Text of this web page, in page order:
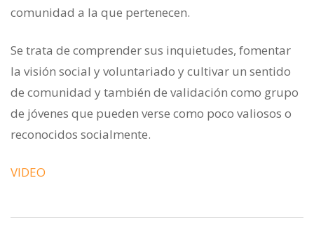
comunidad a la que pertenecen.
Se trata de comprender sus inquietudes, fomentar
la visión social y voluntariado y cultivar un sentido
de comunidad y también de validación como grupo
de jóvenes que pueden verse como poco valiosos o
reconocidos socialmente.
VIDEO